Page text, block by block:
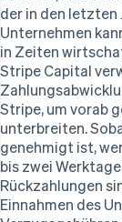
Sessions 2026
Sie, wie Stripe
der in den
Unternehmen
in Zeiten
Stripe Capital
Stripe, um vorab
unterbreiten.
genehmigt ist,
bis zwei
Rückzahlungen
Einnahmen des
NederlandsEnglish
Norwegen
English
Österreich
DeutschEnglish
Polen
English
Portugal
PortuguêsEnglish
Rumänien
English
Schweden